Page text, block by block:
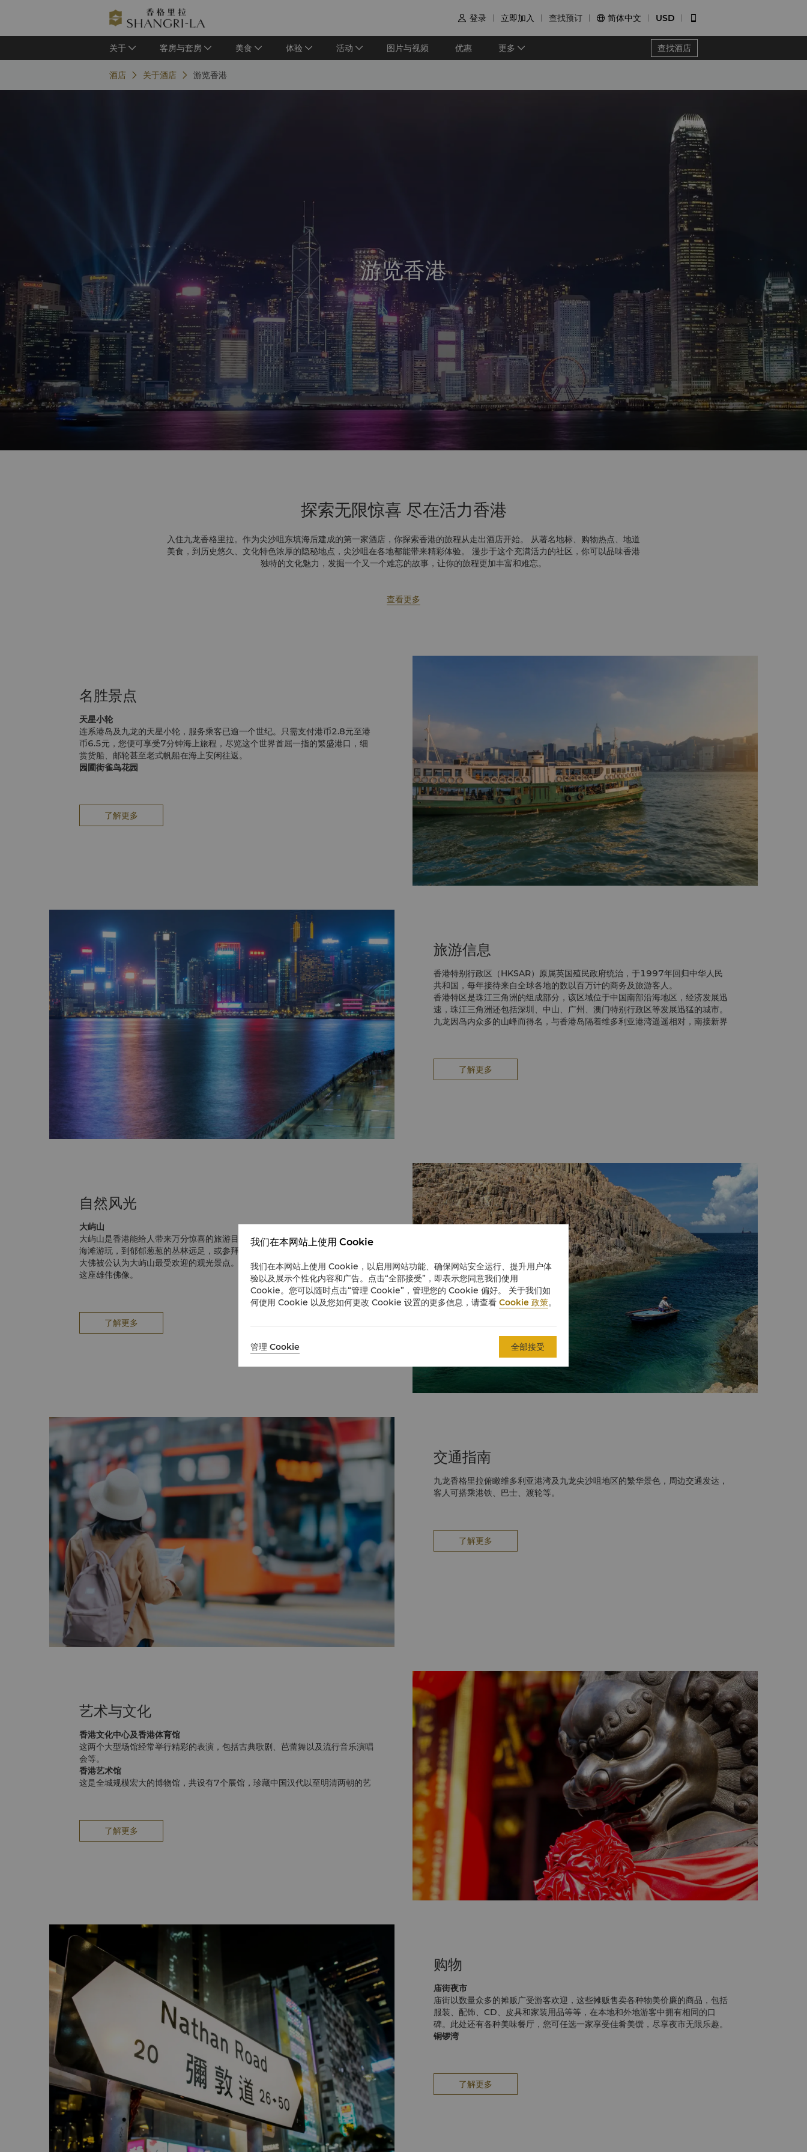
 登录 立即加入 查找预订  简体中文 USD 
关于 客房与套房 美食 体验 活动 图片与视频 优惠 更多 查找酒店
酒店 关于酒店 游览香港
游览香港
探索无限惊喜 尽在活力香港
入住九龙香格里拉。作为尖沙咀东填海后建成的第一家酒店，你探索香港的旅程从走出酒店开始。 从著名地标、购物热点、地道
美食，到历史悠久、文化特色浓厚的隐秘地点，尖沙咀在各地都能带来精彩体验。 漫步于这个充满活力的社区，你可以品味香港
独特的文化魅力，发掘一个又一个难忘的故事，让你的旅程更加丰富和难忘。
查看更多
名胜景点
天星小轮
连系港岛及九龙的天星小轮，服务乘客已逾一个世纪。只需支付港币2.8元至港
币6.5元，您便可享受7分钟海上旅程，尽览这个世界首屈一指的繁盛港口，细
赏货船、邮轮甚至老式帆船在海上安闲往返。
园圃街雀鸟花园
宠物。其他养鸟的搭配物件，如精致的柚木鸟笼、细巧的陶瓷盛水杯等均在此处
有售。雀鸟花园营业时间为上午7時至晚上8时，乘坐地铁至太子站即可抵达。
香港迪士尼乐园
了解更多
旅游信息
香港特别行政区（HKSAR）原属英国殖民政府统治，于1997年回归中华人民
共和国，每年接待来自全球各地的数以百万计的商务及旅游客人。
香港特区是珠江三角洲的组成部分，该区域位于中国南部沿海地区，经济发展迅
速，珠江三角洲还包括深圳、中山、广州、澳门特别行政区等发展迅猛的城市。
九龙因岛内众多的山峰而得名，与香港岛隔着维多利亚港湾遥遥相对，南接新界
了解更多
自然风光
大屿山
大屿山是香港能给人带来万分惊喜的旅游目的地，在这里，您可以在水清沙幼的
海滩游玩，到郁郁葱葱的丛林远足，或参拜世界最大的天坛大佛。宝莲寺和天坛
大佛被公认为大屿山最受欢迎的观光景点。游客可踏上268级楼梯近距离仰望
这座雄伟佛像。
太平山顶高1,038英尺（322米），是港岛的高山。极目远眺，宏伟的摩天大
厦、现代商厦住宅鳞次栉比，与优美的海港及九龙山岭互相辉映。不论日夜，太
平山顶都是欣赏美景的好地方。登上太平山顶的理想方法是乘搭山顶缆车。这条
缆车线沿陡峭山坡直攀1,223英尺（373米）高的顶峰。缆车线于1888年投
了解更多
交通指南
九龙香格里拉俯瞰维多利亚港湾及九龙尖沙咀地区的繁华景色，周边交通发达，
客人可搭乘港铁、巴士、渡轮等。
了解更多
艺术与文化
香港文化中心及香港体育馆
这两个大型场馆经常举行精彩的表演，包括古典歌剧、芭蕾舞以及流行音乐演唱
会等。
香港艺术馆
这是全城规模宏大的博物馆，共设有7个展馆，珍藏中国汉代以至明清两朝的艺
本馆展品向您介绍香港独特的历史传奇。
香港科学馆
香港科学馆藏有逾500件展品，深入浅出向您解释电脑、机器人、能源、通讯
了解更多
购物
庙街夜市
庙街以数量众多的摊贩广受游客欢迎，这些摊贩售卖各种物美价廉的商品，包括
服装、配饰、CD、皮具和家装用品等等，在本地和外地游客中拥有相同的口
碑。此处还有各种美味餐厅，您可任选一家享受佳肴美馔，尽享夜市无限乐趣。
铜锣湾
心、铜锣湾广场和金百利商场等等。
玉器市场
到玉器市场一游，定能找到令您心驰神往的玉石。香港拥有400多个玉石贩卖
了解更多
我们在本网站上使用 Cookie
我们在本网站上使用 Cookie，以启用网站功能、确保网站安全运行、提升用户体
验以及展示个性化内容和广告。点击“全部接受”，即表示您同意我们使用
Cookie。您可以随时点击“管理 Cookie”，管理您的 Cookie 偏好。 关于我们如
何使用 Cookie 以及您如何更改 Cookie 设置的更多信息，请查看 Cookie 政策。
管理 Cookie 全部接受